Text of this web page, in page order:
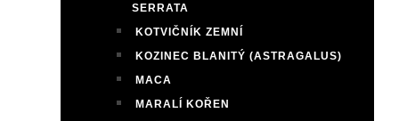
SERRATA
KOTVIČNÍK ZEMNÍ
KOZINEC BLANITÝ (ASTRAGALUS)
MACA
MARALÍ KOŘEN